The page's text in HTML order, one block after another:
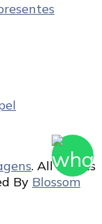
. All Rights
By Blossom